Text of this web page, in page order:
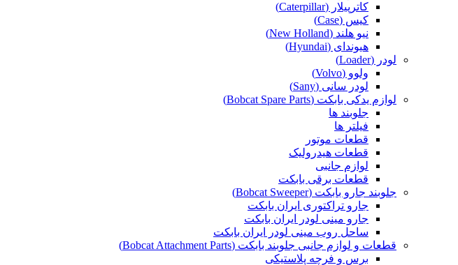
کاترپیلار (Caterpillar)
کیس (Case)
نیو هلند (New Holland)
هیوندای (Hyundai)
لودر (Loader)
ولوو (Volvo)
لودر سانی (Sany)
لوازم یدکی بابکت (Bobcat Spare Parts)
جلوبند ها
فیلتر ها
قطعات موتور
قطعات هیدرولیک
لوازم جانبی
قطعات برقی بابکت
جلوبند جارو بابکت (Bobcat Sweeper)
جارو تراکتوری ایران بابکت
جارو مینی لودر ایران بابکت
ساحل روب مینی لودر ایران بابکت
قطعات و لوازم جانبی جلوبند بابکت (Bobcat Attachment Parts)
برس و فرچه پلاستیکی